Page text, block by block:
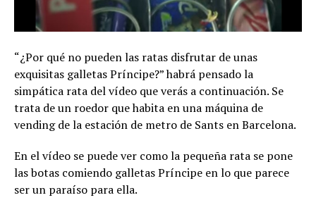
“¿Por qué no pueden las ratas disfrutar de unas
exquisitas galletas Príncipe?” habrá pensado la
simpática rata del vídeo que verás a continuación. Se
trata de un roedor que habita en una máquina de
vending de la estación de metro de Sants en Barcelona.
En el vídeo se puede ver como la pequeña rata se pone
las botas comiendo galletas Príncipe en lo que parece
ser un paraíso para ella.